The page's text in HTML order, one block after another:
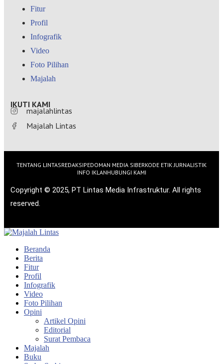
Fitur
Profil
Infografik
Video
Foto Pilihan
Majalah
IKUTI KAMI
majalahlintas
Majalah Lintas
TENTANG LINTASREDAKSIPEDOMAN MEDIA SIBERKODE ETIK JURNALISTIK
INFO IKLANHUBUNGI KAMI
Copyright © 2025, PT Lintas Media Infrastruktur. All rights
reserved.
Beranda
Berita
Fitur
Profil
Infografik
Video
Foto Pilihan
Opini
Artikel Opini
Editorial
Surat Pembaca
Majalah
Buku